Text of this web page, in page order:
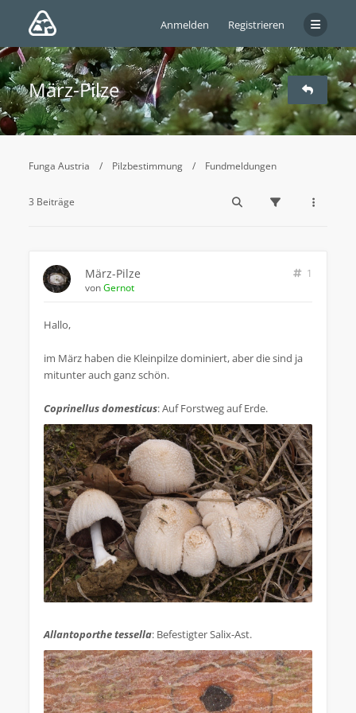
Anmelden Registrieren
März-Pilze
Funga Austria Pilzbestimmung Fundmeldungen
3 Beiträge
März-Pilze
1
vonGernot
Hallo,
im März haben die Kleinpilze dominiert, aber die sind ja
mitunter auch ganz schön.
Coprinellus domesticus: Auf Forstweg auf Erde.
Allantoporthe tessella: Befestigter Salix-Ast.